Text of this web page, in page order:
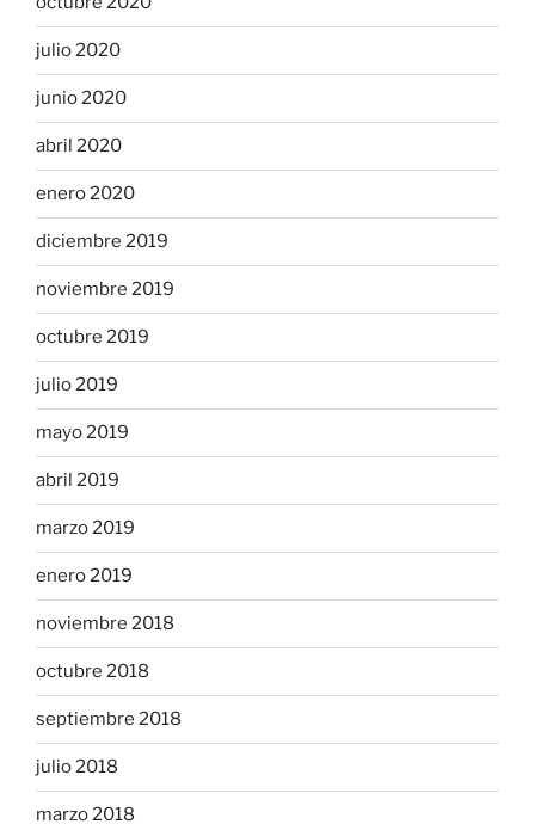
julio 2020
junio 2020
abril 2020
enero 2020
diciembre 2019
noviembre 2019
octubre 2019
julio 2019
mayo 2019
abril 2019
marzo 2019
enero 2019
noviembre 2018
octubre 2018
septiembre 2018
julio 2018
marzo 2018